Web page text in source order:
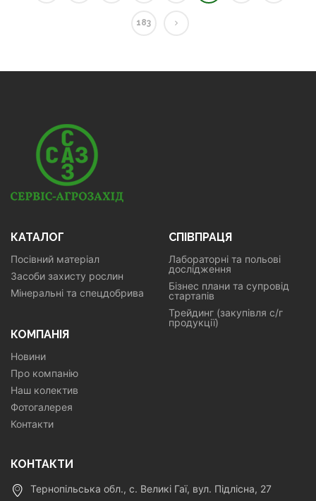
183
КАТАЛОГ
Посівний матеріал
Засоби захисту рослин
Мінеральні та спецдобрива
СПІВПРАЦЯ
Лабораторні та польові
дослідження
Бізнес плани та супровід
стартапів
Трейдинг (закупівля с/г
продукції)
КОМПАНІЯ
Новини
Про компанію
Наш колектив
Фотогалерея
Контакти
КОНТАКТИ
Тернопільська обл., с. Великі Гаї, вул. Підлісна, 27